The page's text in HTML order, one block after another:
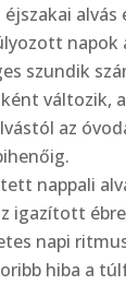
alvás
napok
szundik
változik,
az
nappali
igazított
napi
hiba a